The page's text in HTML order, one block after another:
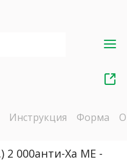
Инструкция Форма
000анти-Ха МЕ -